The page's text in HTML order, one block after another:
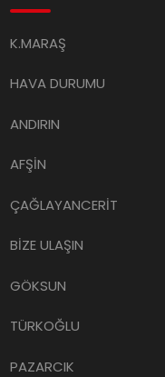
K.MARAŞ
HAVA DURUMU
ANDIRIN
AFŞİN
ÇAĞLAYANCERİT
BİZE ULAŞIN
GÖKSUN
TÜRKOĞLU
PAZARCIK